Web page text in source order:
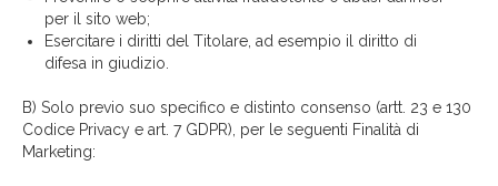
per il sito web;
Esercitare i diritti del Titolare, ad esempio il diritto di
difesa in giudizio.
B) Solo previo suo specifico e distinto consenso (artt. 23 e 130
Codice Privacy e art. 7 GDPR), per le seguenti Finalità di
Marketing: